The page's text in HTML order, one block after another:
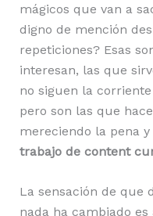
mágicos que van a
digno de mención
repeticiones? Esas
interesan, las que
no siguen la
pero son las que
mereciendo la pena
trabajo de content
La sensación de que
nada ha cambiado